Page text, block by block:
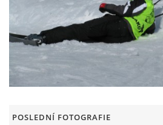
POSLEDNÍ FOTOGRAFIE